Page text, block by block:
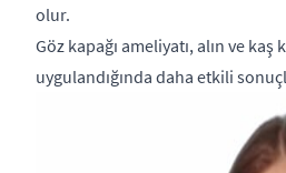
olur.
Göz kapağı ameliyatı, alın ve
uygulandığında daha etkili